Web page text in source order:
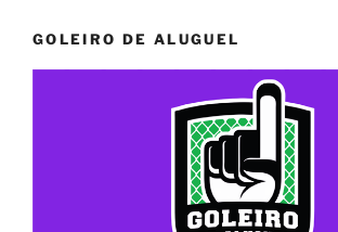
GOLEIRO DE ALUGUEL